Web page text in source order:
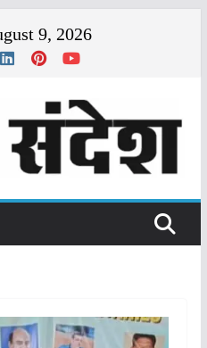
9, 2026